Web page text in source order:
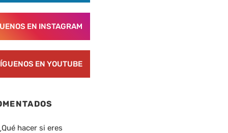
EN INSTAGRAM
EN YOUTUBE
hacer si eres